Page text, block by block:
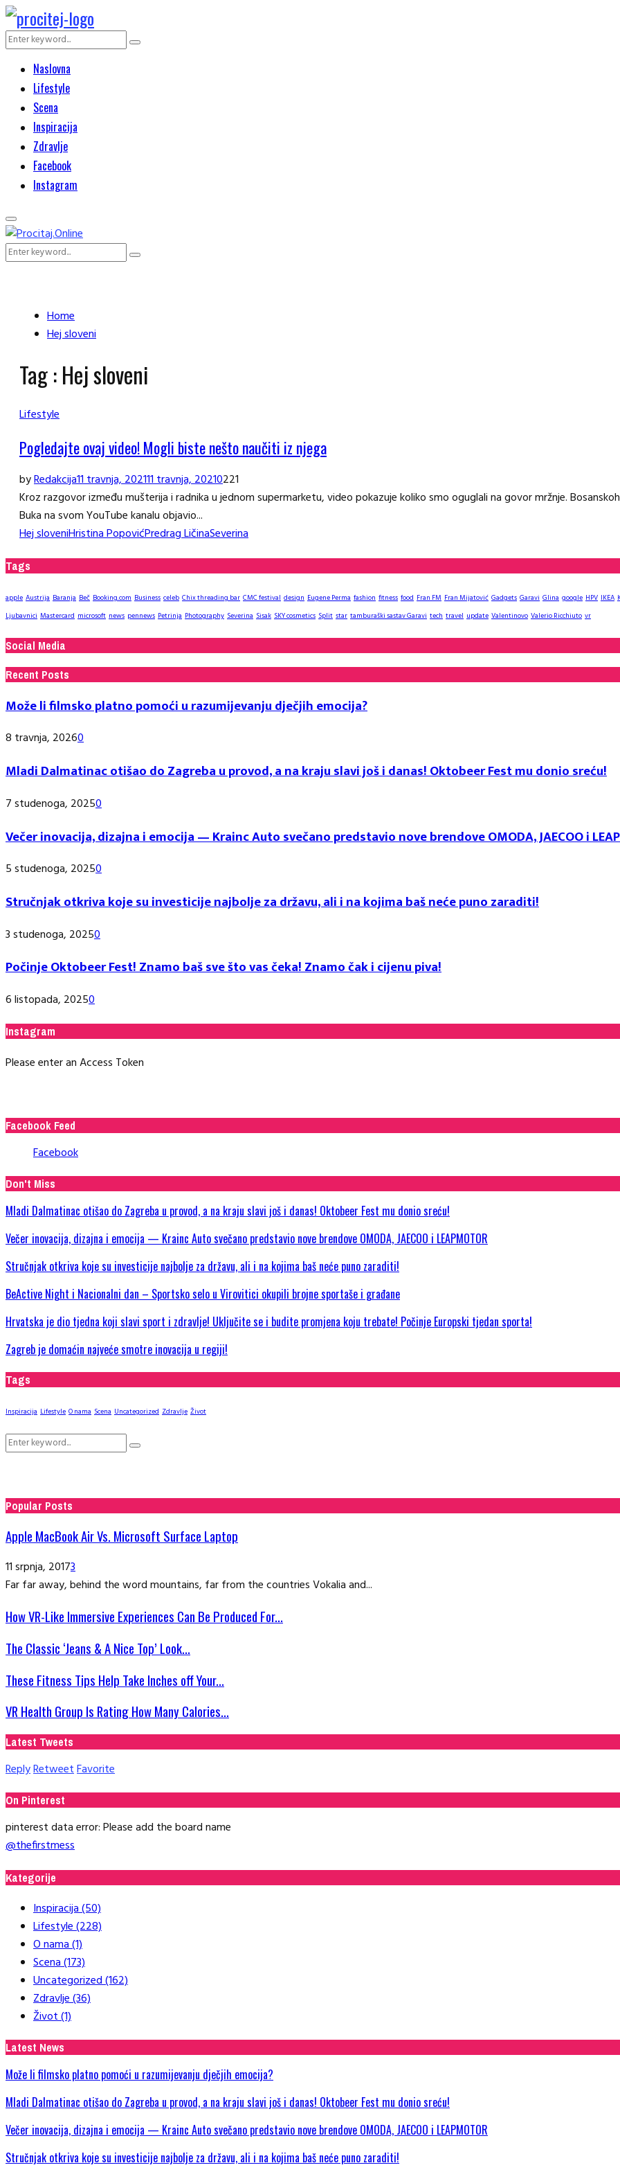
Search
Search
Naslovna
Lifestyle
Scena
Inspiracija
Zdravlje
Facebook
Instagram
Primary
Menu
Search
Search
Home
Hej sloveni
Tag : Hej sloveni
Lifestyle
Pogledajte ovaj video! Mogli biste nešto naučiti iz njega
byRedakcija11 travnja, 202111 travnja, 20210221
Kroz razgovor između mušterija i radnika u jednom supermarketu, video pokazuje koliko smo oguglali na govor mržnje.
Buka na svom YouTube kanalu objavio...
Hej sloveniHristina PopovićPredrag LičinaSeverina
Tags
apple Austrija Baranja Beč Booking.com Business celeb Chix threading bar CMC festival design Eugene Perma fashion fitness food Fran FM Fran Mijatović Gadgets Garavi Glina google HPV IKEA
Ljubavnici Mastercard microsoft news pennews Petrinja Photography Severina Sisak SKY cosmetics Split star tamburaški sastav Garavi tech travel update Valentinovo Valerio Ricchiuto vr
Social Media
Recent Posts
Može li filmsko platno pomoći u razumijevanju dječjih emocija?
8 travnja, 20260
Mladi Dalmatinac otišao do Zagreba u provod, a na kraju slavi još i danas! Oktobeer Fest mu donio sreću!
7 studenoga, 20250
Večer inovacija, dizajna i emocija — Krainc Auto svečano predstavio nove brendove OMODA, JAECOO i
5 studenoga, 20250
Stručnjak otkriva koje su investicije najbolje za državu, ali i na kojima baš neće puno zaraditi!
3 studenoga, 20250
Počinje Oktobeer Fest! Znamo baš sve što vas čeka! Znamo čak i cijenu piva!
6 listopada, 20250
Instagram
Please enter an Access Token
Facebook Feed
Facebook
Don't Miss
Mladi Dalmatinac otišao do Zagreba u provod, a na kraju slavi još i danas! Oktobeer Fest mu donio sreću!
Večer inovacija, dizajna i emocija — Krainc Auto svečano predstavio nove brendove OMODA, JAECOO i LEAPMOTOR
Stručnjak otkriva koje su investicije najbolje za državu, ali i na kojima baš neće puno zaraditi!
BeActive Night i Nacionalni dan – Sportsko selo u Virovitici okupili brojne sportaše i građane
Hrvatska je dio tjedna koji slavi sport i zdravlje! Uključite se i budite promjena koju trebate! Počinje Europski tjedan sporta!
Zagreb je domaćin najveće smotre inovacija u regiji!
Tags
Inspiracija Lifestyle O nama Scena Uncategorized Zdravlje Život
Search
Search
Popular Posts
Apple MacBook Air Vs. Microsoft Surface Laptop
11 srpnja, 20173
Far far away, behind the word mountains, far from the countries Vokalia and...
How VR-Like Immersive Experiences Can Be Produced For...
The Classic ‘Jeans & A Nice Top’ Look...
These Fitness Tips Help Take Inches off Your...
VR Health Group Is Rating How Many Calories...
Latest Tweets
ReplyRetweetFavorite
On Pinterest
pinterest data error: Please add the board name
@thefirstmess
Kategorije
Inspiracija(50)
Lifestyle(228)
O nama(1)
Scena(173)
Uncategorized(162)
Zdravlje(36)
Život(1)
Latest News
Može li filmsko platno pomoći u razumijevanju dječjih emocija?
Mladi Dalmatinac otišao do Zagreba u provod, a na kraju slavi još i danas! Oktobeer Fest mu donio sreću!
Večer inovacija, dizajna i emocija — Krainc Auto svečano predstavio nove brendove OMODA, JAECOO i LEAPMOTOR
Stručnjak otkriva koje su investicije najbolje za državu, ali i na kojima baš neće puno zaraditi!